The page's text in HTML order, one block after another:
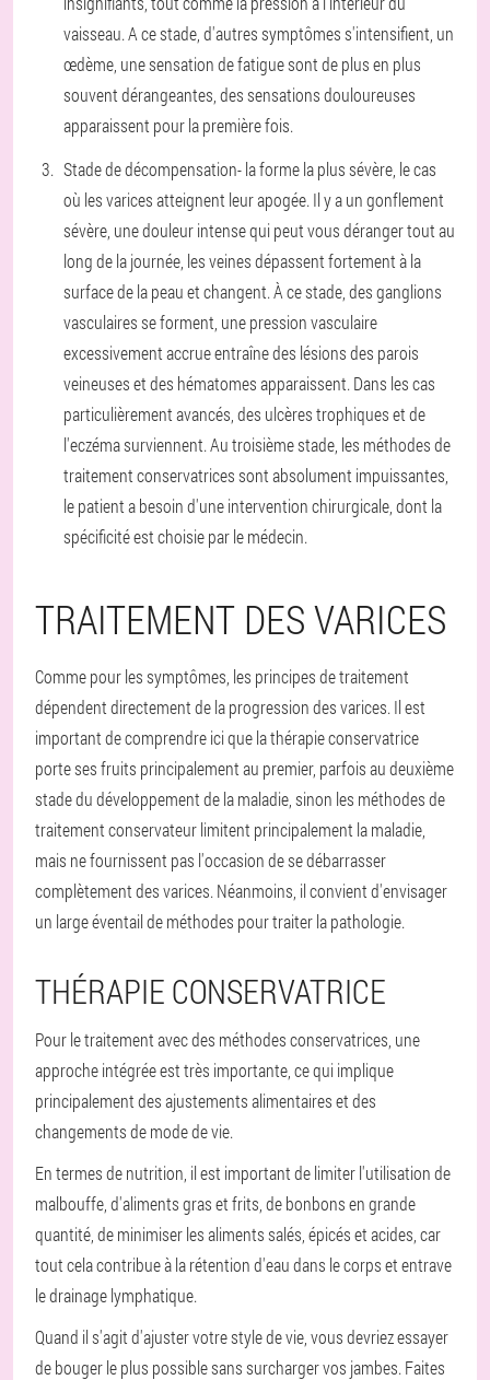
vaisseau. A ce stade, d'autres symptômes s'intensifient, un
œdème, une sensation de fatigue sont de plus en plus
souvent dérangeantes, des sensations douloureuses
apparaissent pour la première fois.
Stade de décompensation- la forme la plus sévère, le cas
où les varices atteignent leur apogée. Il y a un gonflement
sévère, une douleur intense qui peut vous déranger tout au
long de la journée, les veines dépassent fortement à la
surface de la peau et changent. À ce stade, des ganglions
vasculaires se forment, une pression vasculaire
excessivement accrue entraîne des lésions des parois
veineuses et des hématomes apparaissent. Dans les cas
particulièrement avancés, des ulcères trophiques et de
l'eczéma surviennent. Au troisième stade, les méthodes de
traitement conservatrices sont absolument impuissantes,
le patient a besoin d'une intervention chirurgicale, dont la
spécificité est choisie par le médecin.
TRAITEMENT DES VARICES
Comme pour les symptômes, les principes de traitement
dépendent directement de la progression des varices. Il est
important de comprendre ici que la thérapie conservatrice
porte ses fruits principalement au premier, parfois au deuxième
stade du développement de la maladie, sinon les méthodes de
traitement conservateur limitent principalement la maladie,
mais ne fournissent pas l'occasion de se débarrasser
complètement des varices. Néanmoins, il convient d'envisager
un large éventail de méthodes pour traiter la pathologie.
THÉRAPIE CONSERVATRICE
Pour le traitement avec des méthodes conservatrices, une
approche intégrée est très importante, ce qui implique
principalement des ajustements alimentaires et des
changements de mode de vie.
En termes de nutrition, il est important de limiter l'utilisation de
malbouffe, d'aliments gras et frits, de bonbons en grande
quantité, de minimiser les aliments salés, épicés et acides, car
tout cela contribue à la rétention d'eau dans le corps et entrave
le drainage lymphatique.
Quand il s'agit d'ajuster votre style de vie, vous devriez essayer
de bouger le plus possible sans surcharger vos jambes. Faites